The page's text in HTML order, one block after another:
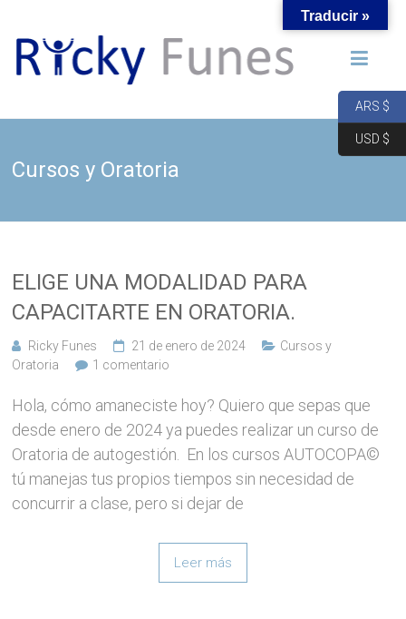
contenido
Academia
COPA
Funes,
Cursos y Oratoria
ELIGE UNA MODALIDAD PARA
CAPACITARTE EN ORATORIA.
Ricky Funes 21 de enero de 2024
Cursos y
Oratoria
1 comentario
Hola, cómo amaneciste hoy? Quiero que sepas que
desde enero de 2024 ya puedes realizar un curso de
Oratoria de autogestión. En los cursos AUTOCOPA©
tú manejas tus propios tiempos sin necesidad de
concurrir a clase, pero si dejar de
Leer más
Traducir »
ARS $
USD $